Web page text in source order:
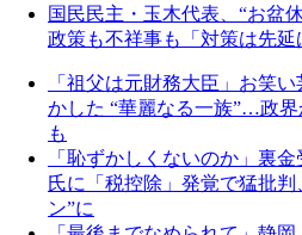
国民民主・玉木代表、“お盆
政策も不祥事も「対策は先延
「祖父は元財務大臣」お笑
かした “華麗なる一族”…政
も
「恥ずかしくないのか」裏
氏に「税控除」発覚で猛批判
ン”に